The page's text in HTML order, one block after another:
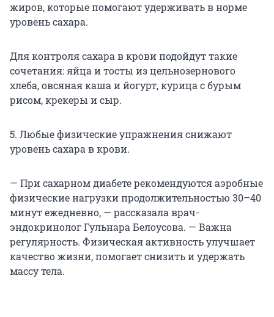
жиров, которые помогают удерживать в норме
уровень сахара.
Для контроля сахара в крови подойдут такие
сочетания: яйца и тосты из цельнозернового
хлеба, овсяная каша и йогурт, курица с бурым
рисом, крекеры и сыр.
5. Любые физические упражнения снижают
уровень сахара в крови.
— При сахарном диабете рекомендуются аэробные
физические нагрузки продолжительностью 30–40
минут ежедневно, — рассказала врач-
эндокринолог Гульнара Белоусова. — Важна
регулярность. Физическая активность улучшает
качество жизни, помогает снизить и удержать
массу тела.